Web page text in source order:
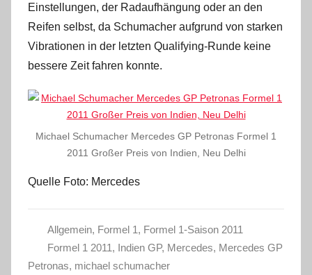
Einstellungen, der Radaufhängung oder an den
Reifen selbst, da Schumacher aufgrund von starken
Vibrationen in der letzten Qualifying-Runde keine
bessere Zeit fahren konnte.
Michael Schumacher Mercedes GP Petronas Formel 1
2011 Großer Preis von Indien, Neu Delhi
Quelle Foto: Mercedes
Allgemein, Formel 1, Formel 1-Saison 2011
Formel 1 2011, Indien GP, Mercedes, Mercedes GP
Petronas, michael schumacher